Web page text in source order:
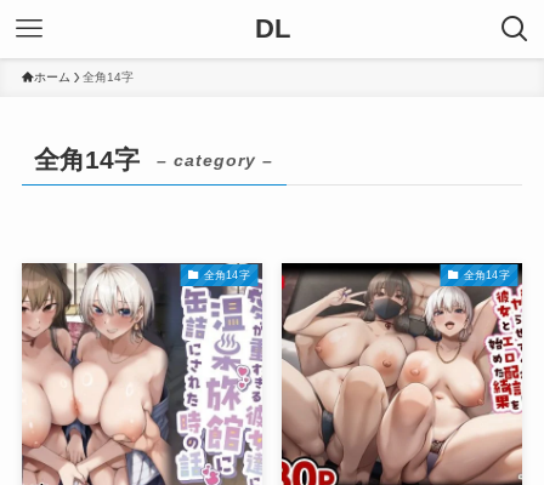
DL
ホーム 全角14字
全角14字 – category –
全角14字 全角14字